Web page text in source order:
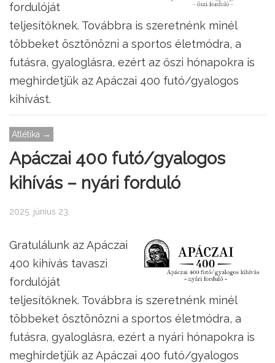
fordulóját
teljesítőknek. Továbbra is szeretnénk minél
többeket ösztönözni a sportos életmódra, a
futásra, gyaloglásra, ezért az őszi hónapokra is
meghirdetjük az Apáczai 400 futó/gyalogos
kihívást.
Atlétika →
Apáczai 400 futó/gyalogos
kihívás – nyári forduló
2025. június 23.
Gratulálunk az Apáczai
400 kihívás tavaszi
fordulóját
teljesítőknek. Továbbra is szeretnénk minél
többeket ösztönözni a sportos életmódra, a
futásra, gyaloglásra, ezért a nyári hónapokra is
meghirdetjük az Apáczai 400 futó/gyalogos